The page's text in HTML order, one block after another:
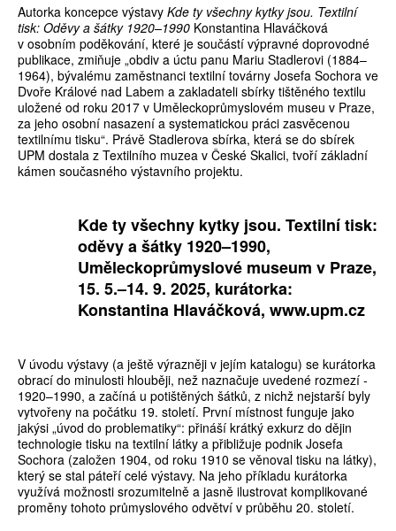
Autorka koncepce výstavy Kde ty všechny kytky jsou. Textilní
tisk: Oděvy a šátky 1920–1990 Konstantina Hlaváčková
v osobním poděkování, které je součástí výpravné doprovodné
publikace, zmiňuje „obdiv a úctu panu Mariu Stadlerovi (1884–
1964), bývalému zaměstnanci textilní továrny Josefa Sochora ve
Dvoře Králové nad Labem a zakladateli sbírky tištěného textilu
uložené od roku 2017 v Uměleckoprůmyslovém museu v Praze,
za jeho osobní nasazení a systematickou práci zasvěcenou
textilnímu tisku“. Právě Stadlerova sbírka, která se do sbírek
UPM dostala z Textilního muzea v České Skalici, tvoří základní
kámen současného výstavního projektu.
Kde ty všechny kytky jsou. Textilní tisk:
oděvy a šátky 1920–1990,
Uměleckoprůmyslové museum v Praze,
15. 5.–14. 9. 2025, kurátorka:
Konstantina Hlaváčková, www.upm.cz
V úvodu výstavy (a ještě výrazněji v jejím katalogu) se kurátorka
obrací do minulosti hlouběji, než naznačuje uvedené rozmezí ­
1920–1990, a začíná u potištěných šátků, z nichž nejstarší byly
vytvořeny na počátku 19. století. První místnost funguje jako
jakýsi „úvod do problematiky“: přináší krátký exkurz do dějin
technologie tisku na textilní látky a přibližuje podnik Josefa
Sochora (založen 1904, od roku 1910 se věnoval tisku na látky),
který se stal páteří celé výstavy. Na jeho příkladu kurátorka
využívá možnosti srozumitelně a jasně ilustrovat komplikované
proměny tohoto průmyslového odvětví v průběhu 20. století.